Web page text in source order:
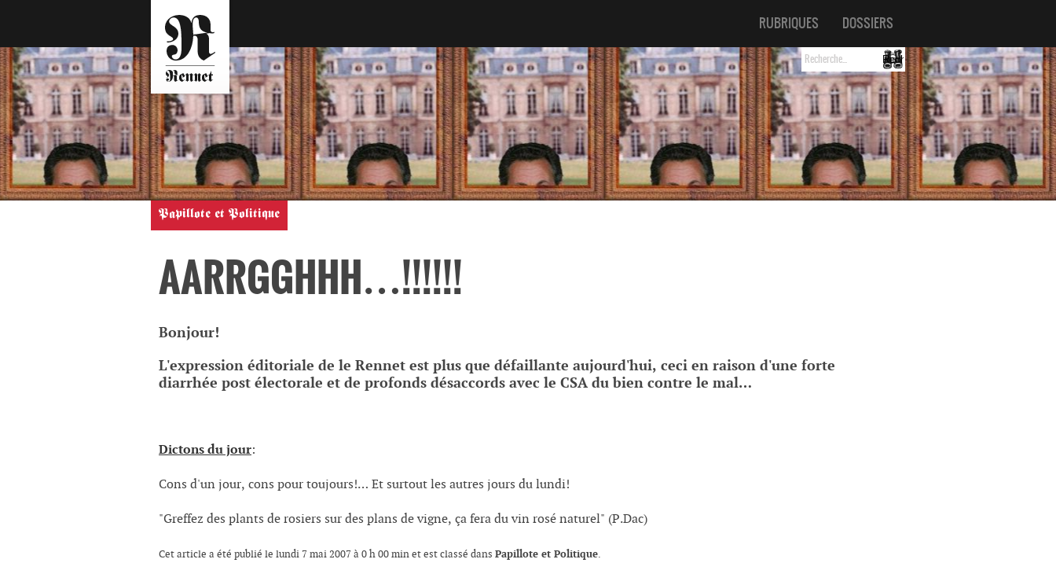
RUBRIQUES DOSSIERS
Papillote et Politique
AARRGGHHH…!!!!!!
Bonjour!
L'expression éditoriale de le Rennet est plus que défaillante aujourd'hui, ceci en raison d'une forte
diarrhée post électorale et de profonds désaccords avec le CSA du bien contre le mal…
Dictons du jour:
Cons d'un jour, cons pour toujours!… Et surtout les autres jours du lundi!
"Greffez des plants de rosiers sur des plans de vigne, ça fera du vin rosé naturel" (P.Dac)
Cet article a été publié le lundi 7 mai 2007 à 0 h 00 min et est classé dans Papillote et Politique.